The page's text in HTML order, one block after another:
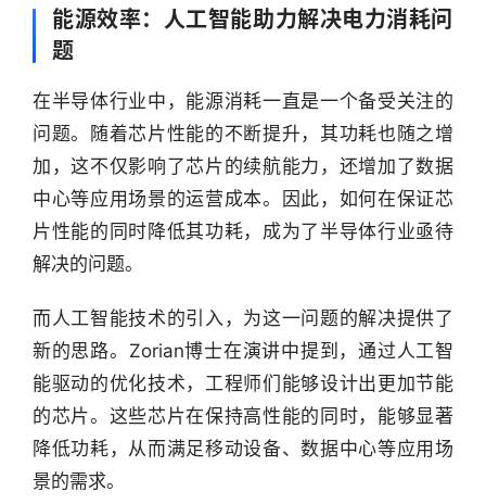
选
条
深
度
产
经
数
研
选
报
告
创
能源效率：人工智能助力解决电力消耗问
题
在半导体行业中，能源消耗一直是一个备受关注的
问题。随着芯片性能的不断提升，其功耗也随之增
加，这不仅影响了芯片的续航能力，还增加了数据
中心等应用场景的运营成本。因此，如何在保证芯
片性能的同时降低其功耗，成为了半导体行业亟待
解决的问题。
而人工智能技术的引入，为这一问题的解决提供了
新的思路。Zorian博士在演讲中提到，通过人工智
能驱动的优化技术，工程师们能够设计出更加节能
的芯片。这些芯片在保持高性能的同时，能够显著
降低功耗，从而满足移动设备、数据中心等应用场
景的需求。